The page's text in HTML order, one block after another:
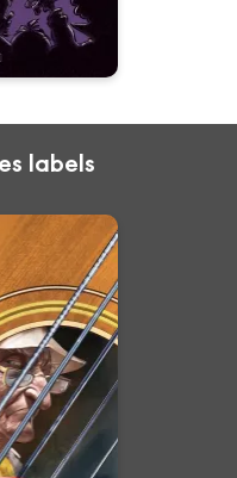
labels
Café -
parution :
une
60 ans, il